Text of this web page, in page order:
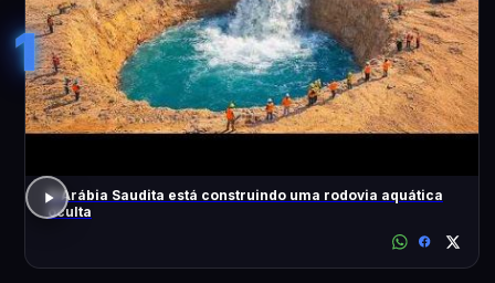
1
A Arábia Saudita está construindo uma rodovia aquática
oculta